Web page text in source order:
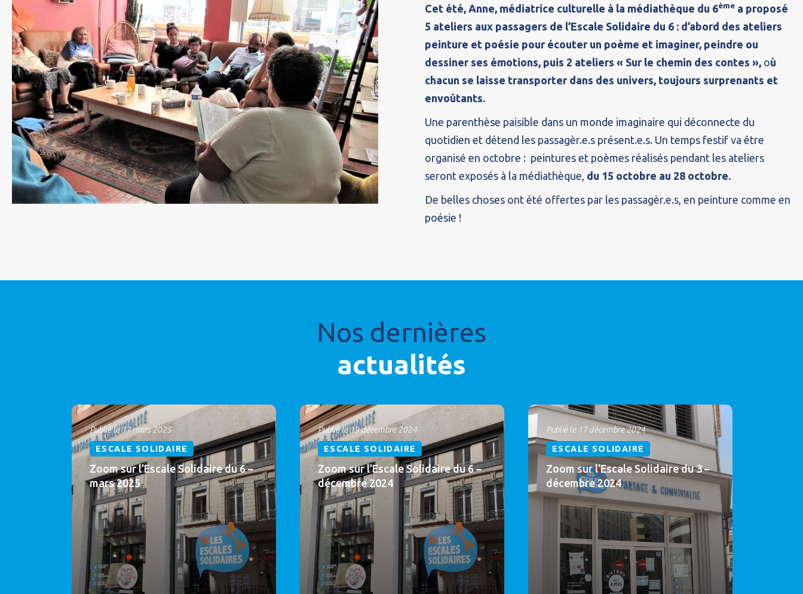
Cet été, Anne, médiatrice culturelle à la médiathèque du 6ème a proposé
5 ateliers aux passagers de l’Escale Solidaire du 6 : d’abord des ateliers
peinture et poésie pour écouter un poème et imaginer, peindre ou
dessiner ses émotions, puis 2 ateliers « Sur le chemin des contes », où
chacun se laisse transporter dans des univers, toujours surprenants et
envoûtants.
Une parenthèse paisible dans un monde imaginaire qui déconnecte du
quotidien et détend les passagèr.e.s présent.e.s. Un temps festif va être
organisé en octobre : peintures et poèmes réalisés pendant les ateliers
seront exposés à la médiathèque, du 15 octobre au 28 octobre.
De belles choses ont été offertes par les passagèr.e.s, en peinture comme en
poésie !
Nos dernières
actualités
Publié le 17 mars 2025
ESCALE SOLIDAIRE
Zoom sur l’Escale Solidaire du 6 –
mars 2025
Publié le 19 décembre 2024
ESCALE SOLIDAIRE
Zoom sur l’Escale Solidaire du 6 –
décembre 2024
Publié le 17 décembre 2024
ESCALE SOLIDAIRE
Zoom sur l’Escale Solidaire du 3 –
décembre 2024